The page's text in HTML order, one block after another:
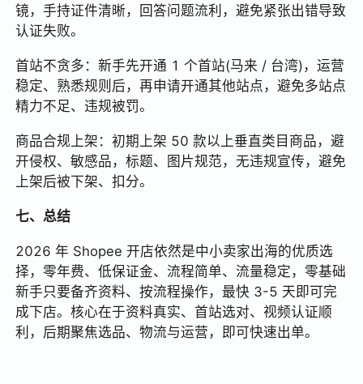
镜，手持证件清晰，回答问题流利，避免紧张出错导致
认证失败。
首站不贪多：新手先开通 1 个首站(马来 / 台湾)，运营
稳定、熟悉规则后，再申请开通其他站点，避免多站点
精力不足、违规被罚。
商品合规上架：初期上架 50 款以上垂直类目商品，避
开侵权、敏感品，标题、图片规范，无违规宣传，避免
上架后被下架、扣分。
七、总结
2026 年 Shopee 开店依然是中小卖家出海的优质选
择，零年费、低保证金、流程简单、流量稳定，零基础
新手只要备齐资料、按流程操作，最快 3-5 天即可完
成下店。核心在于资料真实、首站选对、视频认证顺
利，后期聚焦选品、物流与运营，即可快速出单。